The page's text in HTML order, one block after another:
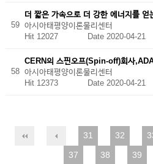
59
더 짧은 가속으로 더 강한 에너지를 얻
아시아태평양이론물리센터
Hit 12027 Date 2020-04-21
58
CERN의 스핀오프(Spin-off)회사
아시아태평양이론물리센터
Hit 12373 Date 2020-04-21
31 32
37 38 39